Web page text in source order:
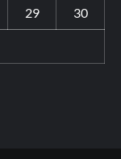
29 30